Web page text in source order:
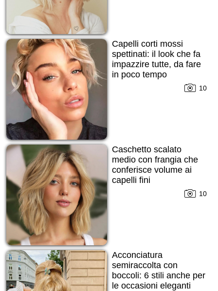
Capelli corti mossi
spettinati: il look che fa
impazzire tutte, da fare
in poco tempo
10
Caschetto scalato
medio con frangia che
conferisce volume ai
capelli fini
10
Acconciatura
semiraccolta con
boccoli: 6 stili anche per
le occasioni eleganti